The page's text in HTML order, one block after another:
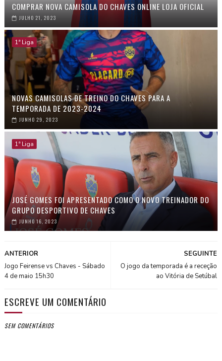
COMPRAR NOVA CAMISOLA DO CHAVES ONLINE LOJA OFICIAL
JULHO 21, 2023
1ª Liga
NOVAS CAMISOLAS DE TREINO DO CHAVES PARA A
TEMPORADA DE 2023-2024
JUNHO 29, 2023
1ª Liga
JOSÉ GOMES FOI APRESENTADO COMO O NOVO TREINADOR DO
GRUPO DESPORTIVO DE CHAVES
JUNHO 16, 2023
SEGUINTE
O jogo da temporada é a receção
ao Vitória de Setúbal
ANTERIOR
Jogo Feirense vs Chaves - Sábado
4 de maio 15h30
ESCREVE UM COMENTÁRIO
SEM COMENTÁRIOS